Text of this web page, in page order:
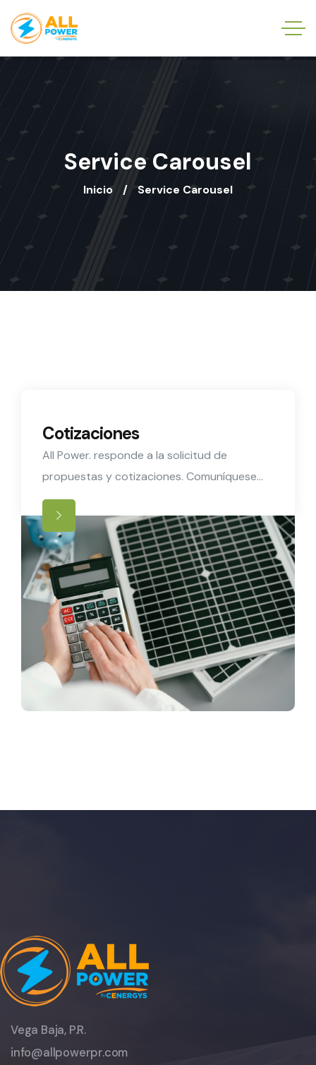
Service Carousel
Inicio Service Carousel
Cotizaciones
All Power. responde a la solicitud de
propuestas y cotizaciones. Comuníquese
con nosotros y reciba una orientación
completa.
Vega Baja, P.R.
info@allpowerpr.com